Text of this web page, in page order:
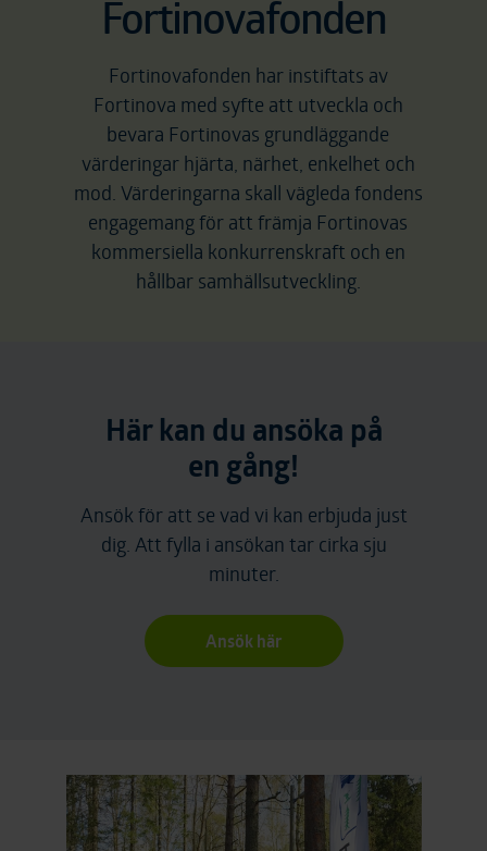
Fortinovafonden
Fortinovafonden har instiftats av
Fortinova med syfte att utveckla och
bevara Fortinovas grundläggande
värderingar hjärta, närhet, enkelhet och
mod. Värderingarna skall vägleda fondens
engagemang för att främja Fortinovas
kommersiella konkurrenskraft och en
hållbar samhällsutveckling.
Här kan du ansöka på
en gång!
Ansök för att se vad vi kan erbjuda just
dig. Att fylla i ansökan tar cirka sju
minuter.
Ansök här